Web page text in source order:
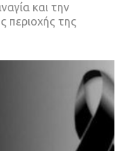
και την
περιοχής της